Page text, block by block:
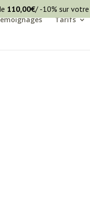
Tarifs
110,00€/ -10% sur votre